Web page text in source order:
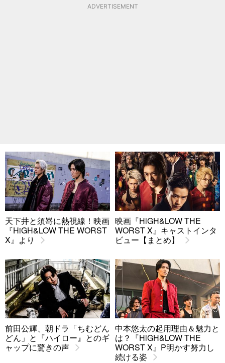
ADVERTISEMENT
天下井と須嵜に熱視線！映画
『HiGH&LOW THE WORST
X』より
映画『HiGH&LOW THE
WORST X』キャストインタ
ビュー【まとめ】
前田公輝、朝ドラ「ちむどん
どん」と『ハイロー』とのギ
ャップに驚きの声
中本悠太の起用理由＆魅力と
は？『HiGH&LOW THE
WORST X』P明かす努力し
続ける姿